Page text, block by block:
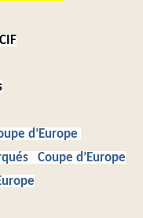
d’Europe
Coupe d’Europe